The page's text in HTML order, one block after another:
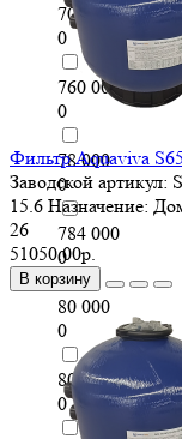
700 000
0
760 000
0
78 000
0
784 000
0
80 000
0
80 600
0
Фильтр Aquaviva
Заводской артикул:
15.6 Назначение:
26
51050.00р.
В корзину